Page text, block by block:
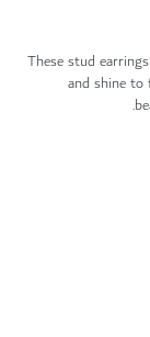
These stud
and shine to